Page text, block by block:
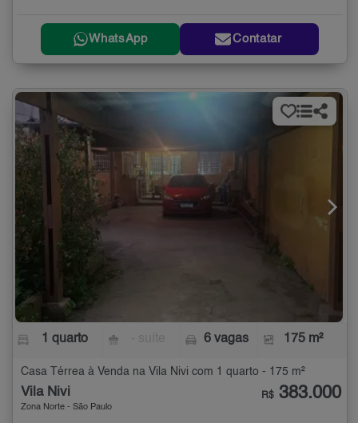
WhatsApp Contatar
1 quarto 6 vagas 175 m²
Casa Térrea à Venda na Vila Nivi com 1 quarto - 175 m²
Vila Nivi
Zona Norte - São Paulo
R$ 383.000